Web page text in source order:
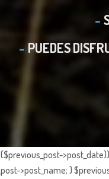
PUEDES
>post_name; }